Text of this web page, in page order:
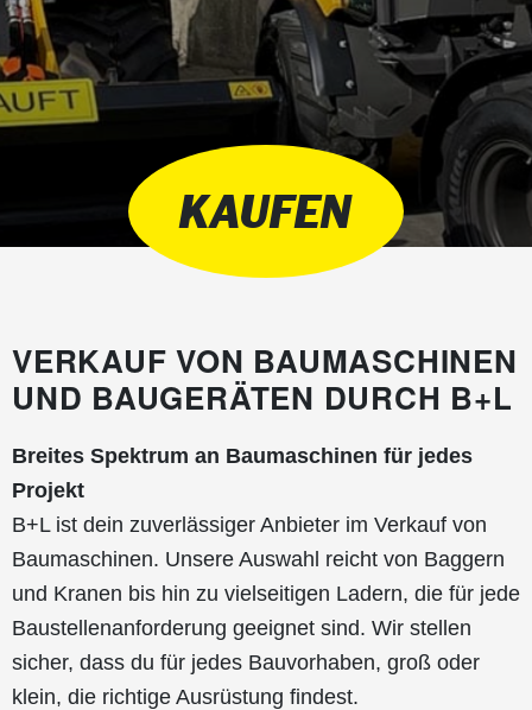
KAUFEN
VERKAUF VON BAUMASCHINEN
UND BAUGERÄTEN DURCH B+L
Breites Spektrum an Baumaschinen für jedes
Projekt
B+L ist dein zuverlässiger Anbieter im Verkauf von
Baumaschinen. Unsere Auswahl reicht von Baggern
und Kranen bis hin zu vielseitigen Ladern, die für jede
Baustellenanforderung geeignet sind. Wir stellen
sicher, dass du für jedes Bauvorhaben, groß oder
klein, die richtige Ausrüstung findest.